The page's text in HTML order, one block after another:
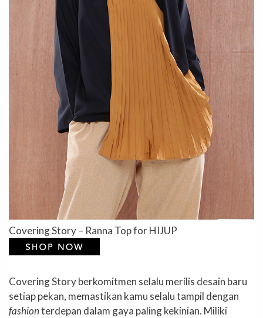
Covering Story – Ranna Top for HIJUP
Covering Story berkomitmen selalu merilis desain baru
setiap pekan, memastikan kamu selalu tampil dengan
fashionterdepan dalam gaya paling kekinian. Miliki